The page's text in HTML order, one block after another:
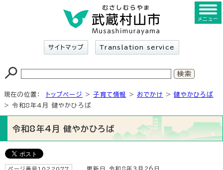
サイトマップ Translation service
メニュー
現在の位置： トップページ >子育て情報 > おでかけ >健やかひろば
> 令和8年4月 健やかひろば
令和8年4月 健やかひろば
ページ番号1022077 更新日 令和8年3月26日